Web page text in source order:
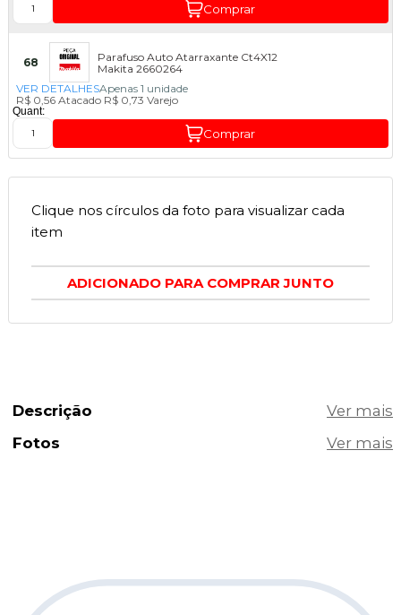
Comprar
68
Parafuso Auto Atarraxante Ct4X12
Makita 2660264
VER DETALHESApenas 1 unidade
R$ 0,56Atacado R$ 0,73Varejo
Quant:
Comprar
Clique nos círculos da foto para visualizar cada
item
ADICIONADO PARA COMPRAR JUNTO
Descrição
Fotos